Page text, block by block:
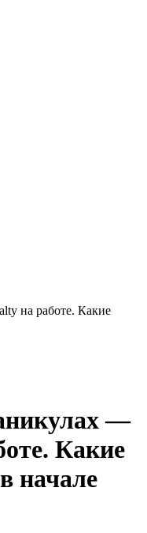
на работе. Какие
—
Какие
начале